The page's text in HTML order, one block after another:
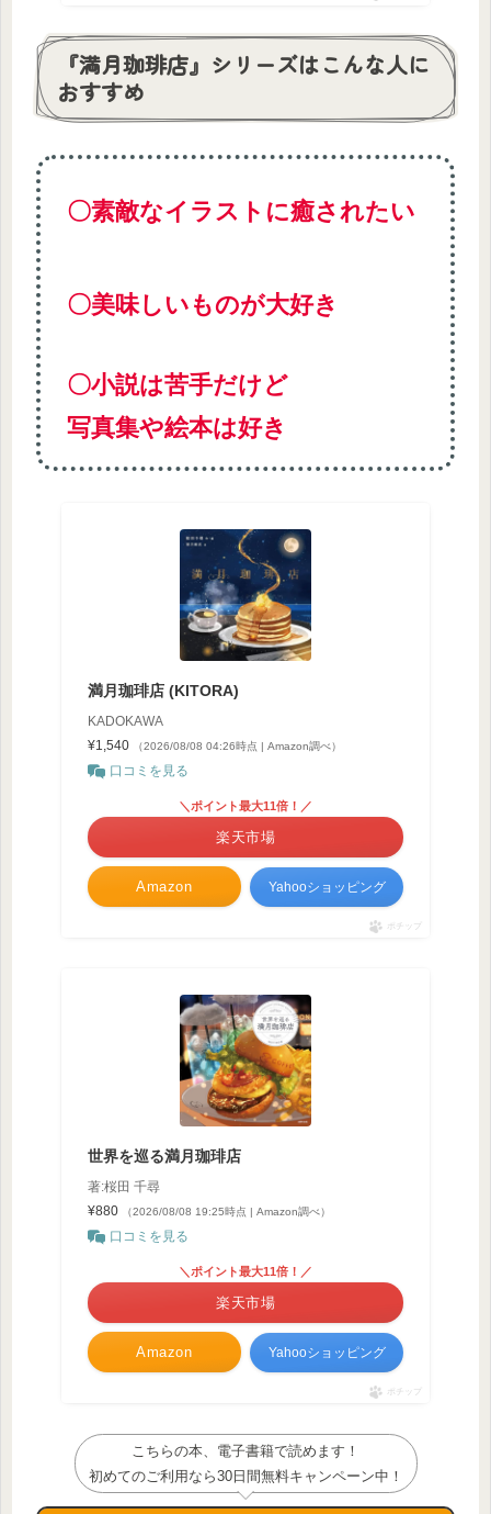
『満月珈琲店』シリーズはこんな人に
おすすめ
〇素敵なイラストに癒されたい
〇美味しいものが大好き
〇小説は苦手だけど
写真集や絵本は好き
満月珈琲店 (KITORA)
KADOKAWA
¥1,540
（2026/08/08 04:26時点 | Amazon調べ）
口コミを見る
Amazon
＼ポイント最大11倍！／
楽天市場
Yahooショッピング
ポチップ
世界を巡る満月珈琲店
著:桜田 千尋
¥880
（2026/08/08 19:25時点 | Amazon調べ）
口コミを見る
Amazon
＼ポイント最大11倍！／
楽天市場
Yahooショッピング
ポチップ
こちらの本、電子書籍で読めます！
初めてのご利用なら30日間無料キャンペーン中！